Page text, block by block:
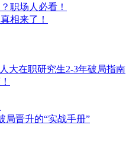
职场人必看！
相来了！
大在职研究生2-3年破局指南
局晋升的“实战手册”